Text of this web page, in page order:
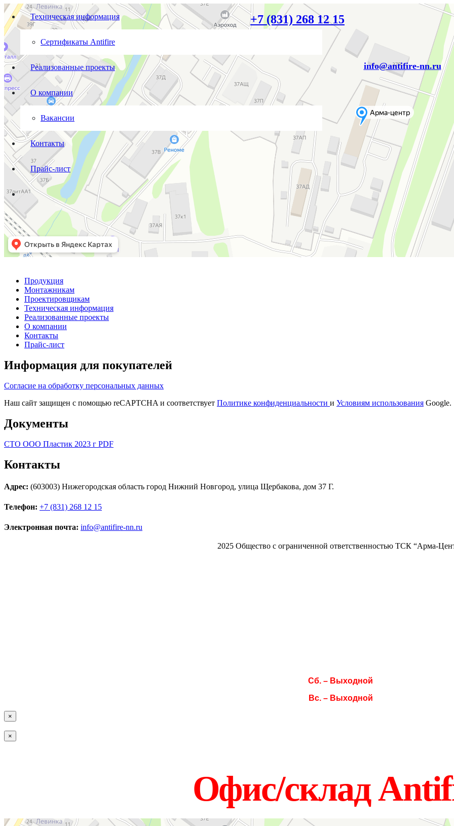
+7 (831) 268 12 15
info@antifire-nn.ru
Техническая информация
Сертификаты Antifire
Реализованные проекты
О компании
Вакансии
Контакты
Прайс-лист
Продукция
Монтажникам
Проектировщикам
Техническая информация
Реализованные проекты
О компании
Контакты
Прайс-лист
Информация для покупателей
Согласие на обработку персональных данных
Наш сайт защищен с помощью reCAPTCHA и соответствует Политике конфиденциальности и Условиям использования Google.
Документы
СТО ООО Пластик 2023 г PDF
Контакты
Адрес: (603003) Нижегородская область город Нижний Новгород, улица Щербакова, дом 37 Г.
Телефон: +7 (831) 268 12 15
Электронная почта: info@antifire-nn.ru
2025 Общество с ограниченной ответственностью ТСК “Арма-
Сб. – Выходной
Вс. – Выходной
×
×
Офис/склад